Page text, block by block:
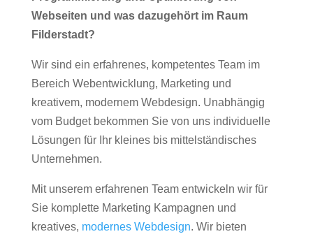
Webseiten und was dazugehört im Raum
Filderstadt?
Wir sind ein erfahrenes, kompetentes Team im
Bereich Webentwicklung, Marketing und
kreativem, modernem Webdesign. Unabhängig
vom Budget bekommen Sie von uns individuelle
Lösungen für Ihr kleines bis mittelständisches
Unternehmen.
Mit unserem erfahrenen Team entwickeln wir für
Sie komplette Marketing Kampagnen und
kreatives, modernes Webdesign. Wir bieten